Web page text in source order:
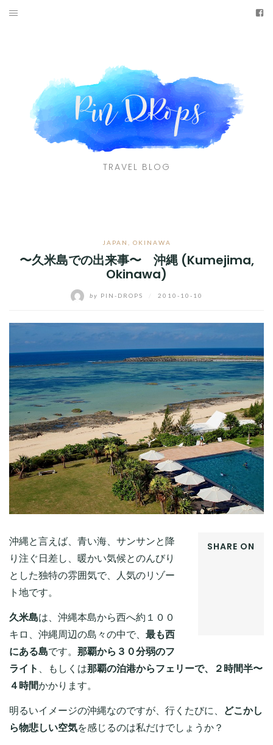
Skip
TRAVEL BLOG
JAPAN OKINAWA
〜久米島での出来事〜 沖縄 (Kumejima,
Okinawa)
by PIN-DROPS 2010-10-10
SHARE ON
沖縄と言えば、青い海、サンサンと降
り注ぐ日差し、暖かい気候とのんびり
とした独特の雰囲気で、人気のリゾー
ト地です。
久米島は、沖縄本島から西へ約１００
キロ、沖縄周辺の島々の中で、 最も西
にある島です。 那覇から３０分弱のフ
ライト
、もしくは那覇の泊港からフェリーで、２時間半〜
４時間かかります。
明るいイメージの沖縄なのですが、行くたびに、
どこかし
ら物悲しい空気を感じるのは私だけでしょうか？
TRAVEL BY DESTINATIONS
CONTACT